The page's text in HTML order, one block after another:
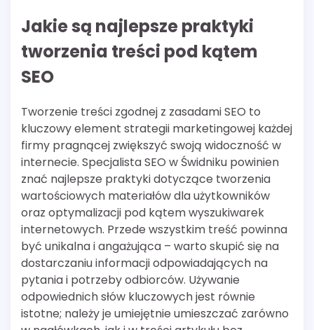
Jakie są najlepsze praktyki
tworzenia treści pod kątem
SEO
Tworzenie treści zgodnej z zasadami SEO to
kluczowy element strategii marketingowej każdej
firmy pragnącej zwiększyć swoją widoczność w
internecie. Specjalista SEO w Świdniku powinien
znać najlepsze praktyki dotyczące tworzenia
wartościowych materiałów dla użytkowników
oraz optymalizacji pod kątem wyszukiwarek
internetowych. Przede wszystkim treść powinna
być unikalna i angażująca – warto skupić się na
dostarczaniu informacji odpowiadających na
pytania i potrzeby odbiorców. Używanie
odpowiednich słów kluczowych jest równie
istotne; należy je umiejętnie umieszczać zarówno